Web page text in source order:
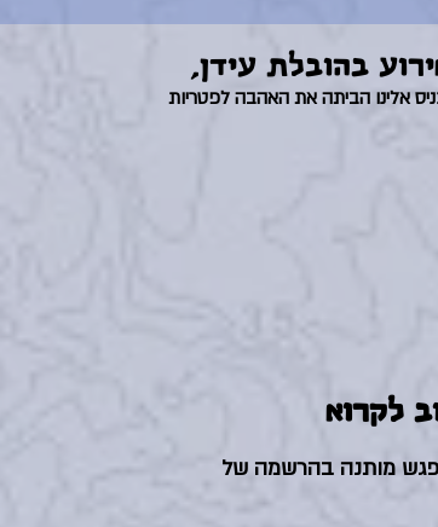
בהובלת עידן,
אלינו הביתה את האהבה לפטריות
לקרוא
מותנה בהרשמה של